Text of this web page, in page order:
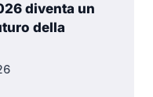
diventa un
della